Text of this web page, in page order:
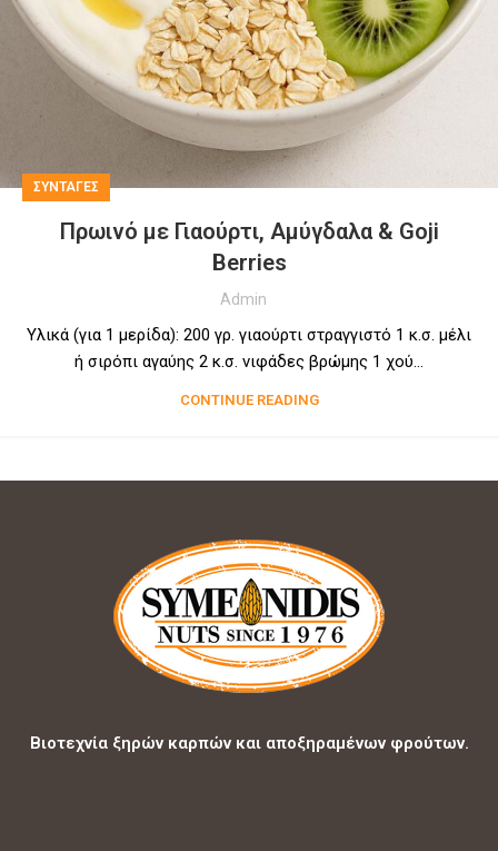
ΣΥΝΤΑΓΕΣ
Πρωινό με Γιαούρτι, Αμύγδαλα & Goji
Berries
Admin
Υλικά (για 1 μερίδα): 200 γρ. γιαούρτι στραγγιστό 1 κ.σ. μέλι
ή σιρόπι αγαύης 2 κ.σ. νιφάδες βρώμης 1 χού...
CONTINUE READING
Βιοτεχνία ξηρών καρπών και αποξηραμένων φρούτων.